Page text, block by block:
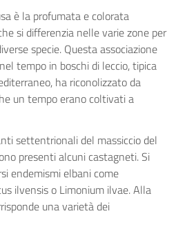
è la profumata e colorata
si differenzia nelle varie zone per
specie. Questa associazione
tempo in boschi di leccio, tipica
ha riconolizzato da
un tempo erano coltivati a
settentrionali del massiccio del
presenti alcuni castagneti. Si
endemismi elbani come
ilvensis o Limonium ilvae. Alla
una varietà dei